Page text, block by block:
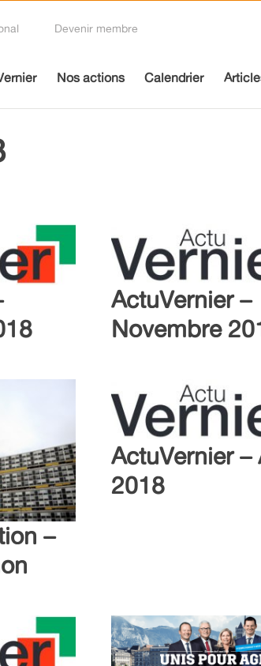
Devenir membre
Nos actions Calendrier
ActuVernier –
Novembre
–
ActuVernier –
2018